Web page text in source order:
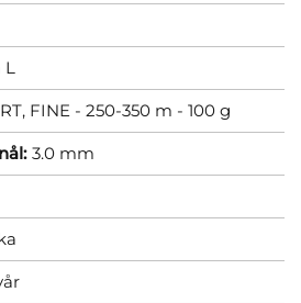
L
FINE - 250-350 m - 100 g
3.0 mm